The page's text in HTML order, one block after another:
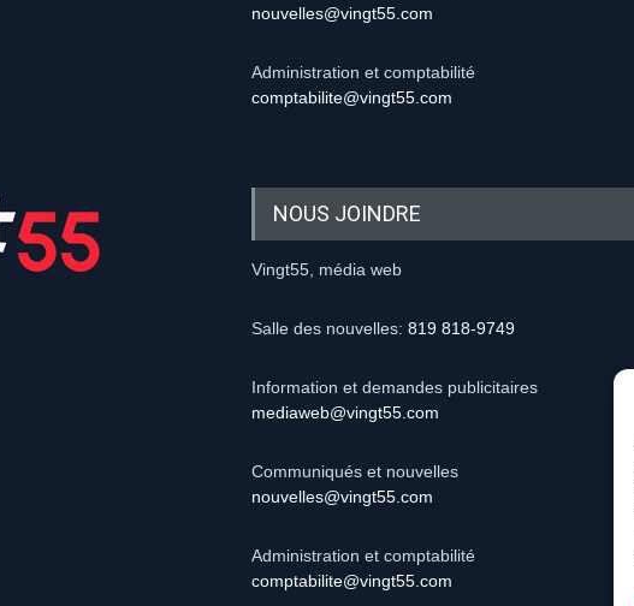
nouvelles@vingt55.com
Administration et comptabilité
comptabilite@vingt55.com
NOUS JOINDRE
Vingt55, média web
Salle des nouvelles: 819 818-9749
Information et demandes publicitaires
mediaweb@vingt55.com
Communiqués et nouvelles
nouvelles@vingt55.com
Administration et comptabilité
comptabilite@vingt55.com